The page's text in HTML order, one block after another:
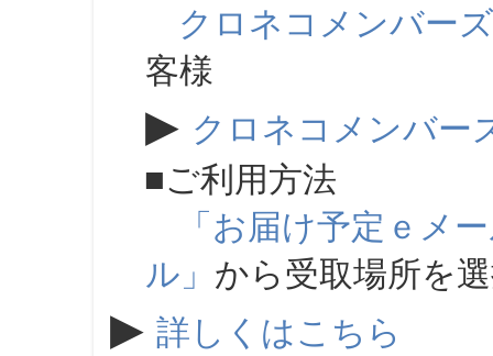
クロネコメンバーズ
客様
▶ クロネコメンバー
■ご利用方法
「お届け予定ｅメ
ル」 から受取場所を
▶ 詳しくはこちら